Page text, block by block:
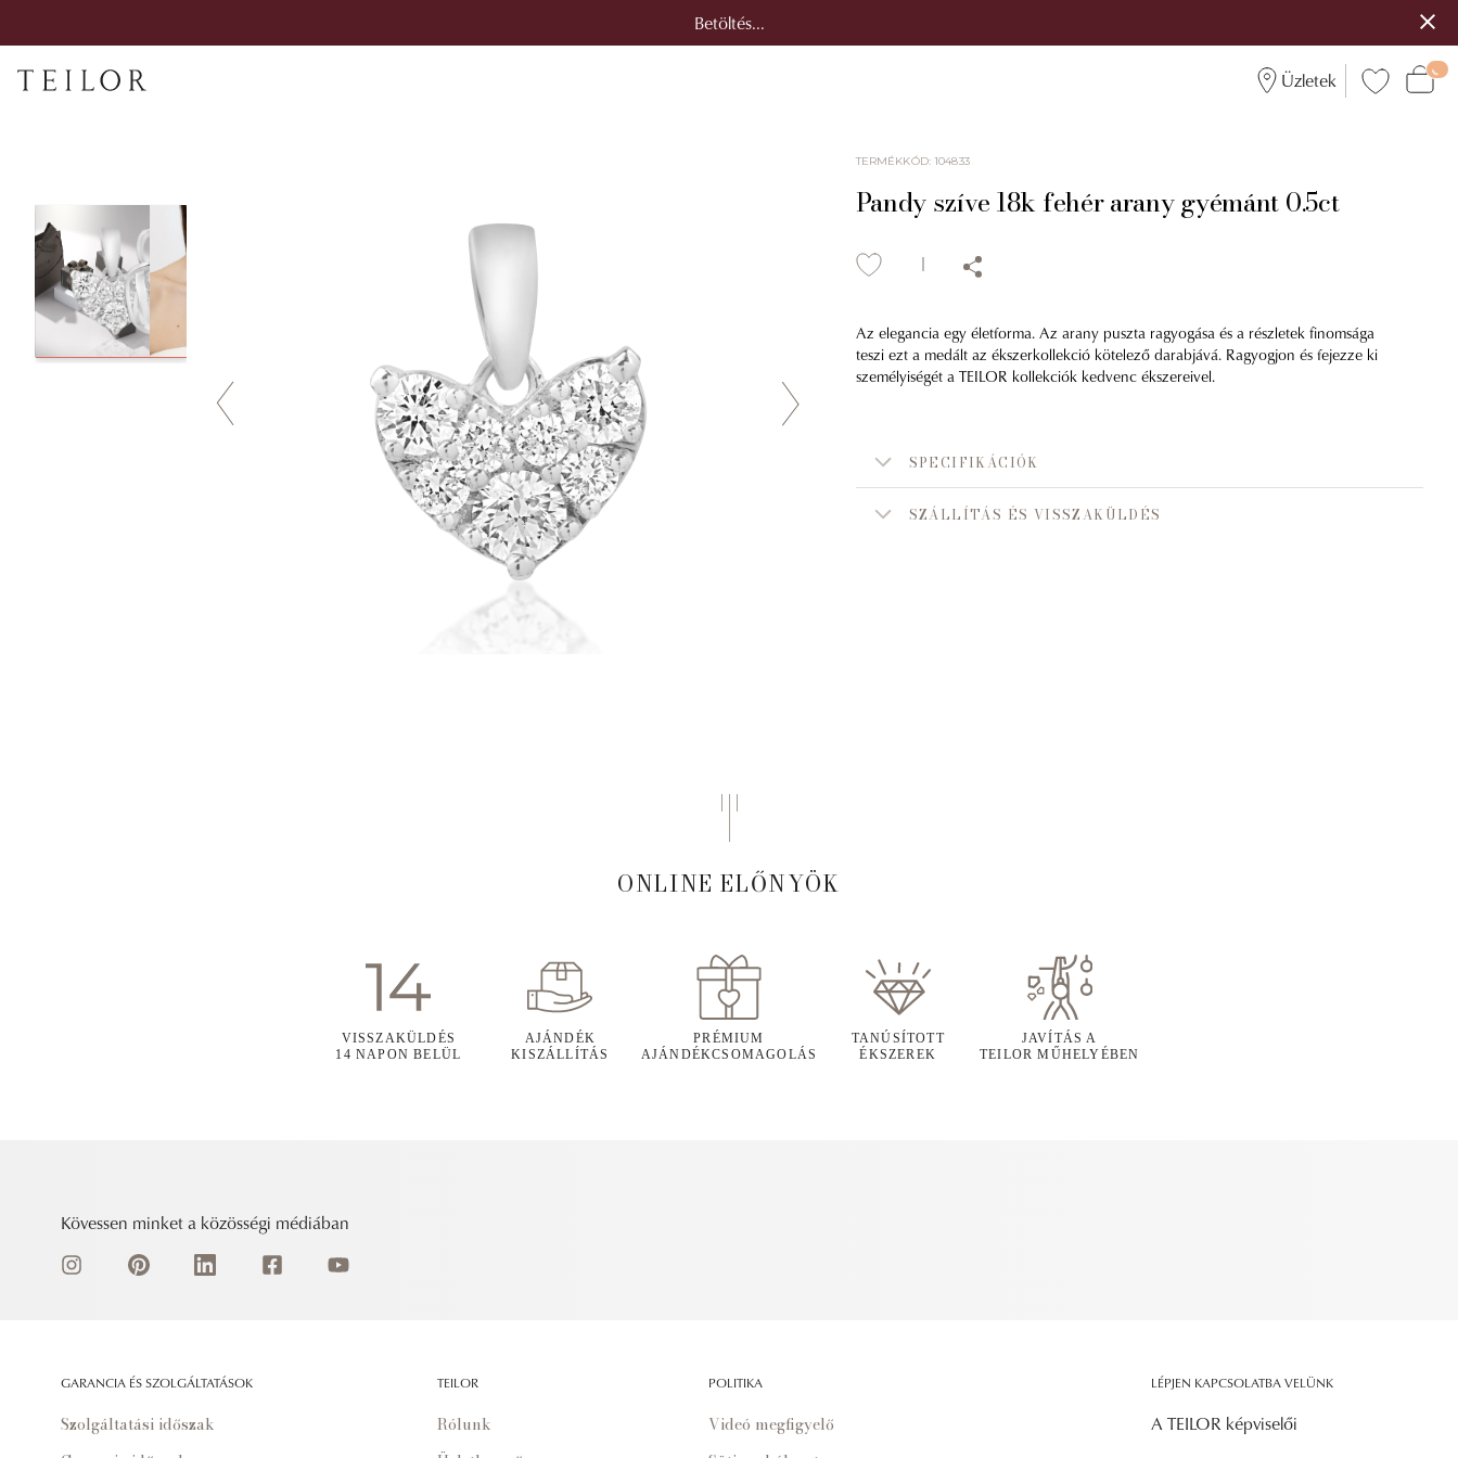
Betöltés...
Üzletek
TERMÉKKÓD:104833
Pandy szíve 18k fehér arany gyémánt 0.5ct
Az elegancia egy életforma. Az arany puszta ragyogása és a részletek finomsága
teszi ezt a medált az ékszerkollekció kötelező darabjává. Ragyogjon és fejezze ki
személyiségét a TEILOR kollekciók kedvenc ékszereivel.
SPECIFIKÁCIÓK
SZÁLLÍTÁS ÉS VISSZAKÜLDÉS
ONLINE ELŐNYÖK
VISSZAKÜLDÉS
14 NAPON BELÜL
AJÁNDÉK
KISZÁLLÍTÁS
PRÉMIUM
AJÁNDÉKCSOMAGOLÁS
TANÚSÍTOTT
ÉKSZEREK
JAVÍTÁS A
TEILOR MŰHELYÉBEN
Kövessen minket a közösségi médiában
GARANCIA ÉS SZOLGÁLTATÁSOK
Szolgáltatási időszak
TEILOR
Rólunk
POLITIKA
Videó megfigyelő
LÉPJEN KAPCSOLATBA VELÜNK
A TEILOR képviselői